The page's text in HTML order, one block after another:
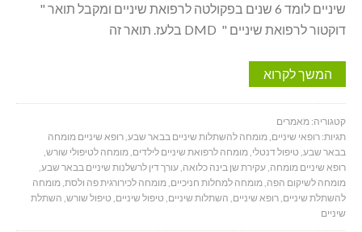
שיניים לומד 6 שנים בפקולטה לרפואת שיניים ומקבל תואר "
דוקטור לרפואת שיניים " DMD בלעז. תואר זה
המשך לקרוא
קטגוריה: מאמרים
תגיות: רופאי שיניים,מומחה להשתלות שיניים בבאר שבע,רופא שיניים מומחה
בבאר שבע, טיפול דנטלי,מומחה לרפואת שיניים לילדים,מומחה לטיפולי שורש,
רופא שיניים מומחה,עקירת שן בינה כלואה,עורך דין לרשלנות שיניים בבאר שבע,
מומחה לשיקום הפה,מומחה למחלות חניכיים,מומחה לכירורגית פה ולסת,מומחה
להשתלת שיניים,רופא שיניים, השתלות שיניים, טיפול שיניים, טיפול שורש, השתלת
שיניים